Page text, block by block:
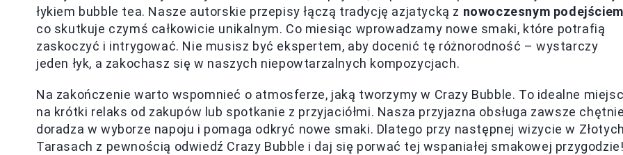
łykiem bubble tea. Nasze autorskie przepisy łączą tradycję azjatycką z nowoczesnym podejściem
co skutkuje czymś całkowicie unikalnym. Co miesiąc wprowadzamy nowe smaki, które potrafią
zaskoczyć i intrygować. Nie musisz być ekspertem, aby docenić tę różnorodność – wystarczy
jeden łyk, a zakochasz się w naszych niepowtarzalnych kompozycjach.
Na zakończenie warto wspomnieć o atmosferze, jaką tworzymy w Crazy Bubble. To idealne
na krótki relaks od zakupów lub spotkanie z przyjaciółmi. Nasza przyjazna obsługa zawsze
doradza w wyborze napoju i pomaga odkryć nowe smaki. Dlatego przy następnej wizycie w
Tarasach z pewnością odwiedź Crazy Bubble i daj się porwać tej wspaniałej smakowej